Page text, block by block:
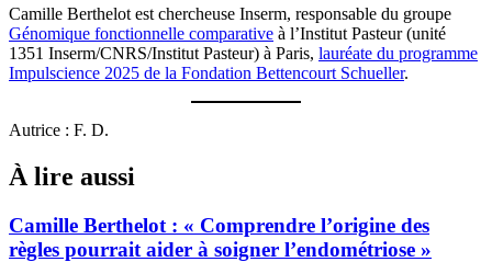
Camille Berthelot est chercheuse Inserm, responsable du groupe
Génomique fonctionnelle comparative à l’Institut Pasteur (unité
1351 Inserm/CNRS/Institut Pasteur) à Paris, lauréate du programme
Impulscience 2025 de la Fondation Bettencourt Schueller.
Autrice : F. D.
À lire aussi
Camille Berthelot : « Comprendre l’origine des
règles pourrait aider à soigner l’endométriose »